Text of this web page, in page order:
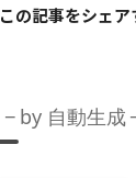
この記事をシェア
by 自動生成